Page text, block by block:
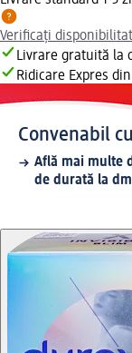
Verificați
Livrare gratuită la
Ridicare Expres
Convenabil
Află mai multe
de durată la